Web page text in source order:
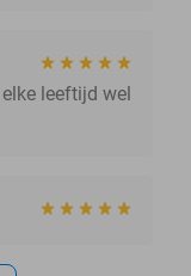
leeftijd wel